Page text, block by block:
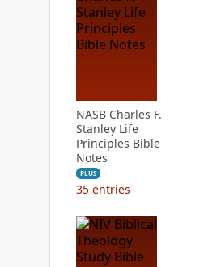
NASB Charles F.
Stanley Life
Principles Bible
Notes
PLUS
35 entries